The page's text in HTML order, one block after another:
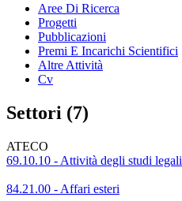
Aree Di Ricerca
Progetti
Pubblicazioni
Premi E Incarichi Scientifici
Altre Attività
Cv
Settori (7)
ATECO
69.10.10 - Attività degli studi legali
84.21.00 - Affari esteri